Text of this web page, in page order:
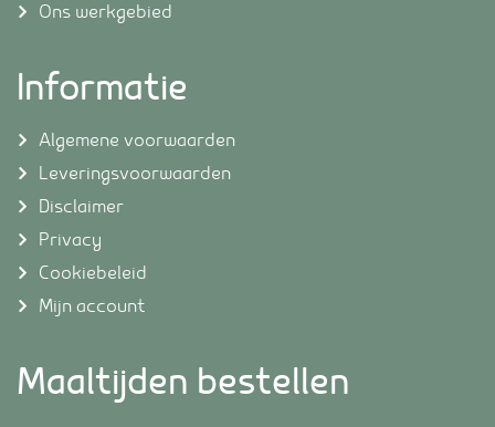
Ons werkgebied
Informatie
Algemene voorwaarden
Leveringsvoorwaarden
Disclaimer
Privacy
Cookiebeleid
Mijn account
Maaltijden bestellen